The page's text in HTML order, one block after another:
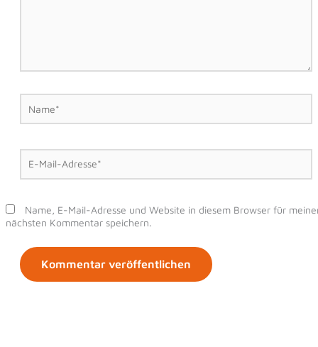
Name*
E-
Mail-
Adresse*
Name, E-Mail-Adresse und Website in diesem Browser für
nächsten Kommentar speichern.